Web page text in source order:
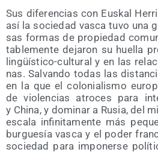
Sus dife­ren­cias con Eus­kal
así la socie­dad vas­ca tuvo una
sas for­mas de pro­pie­dad
ta­ble­men­te deja­ron su hue­lla
lin­güís­ti­co-cul­tu­ral y en las
nas. Sal­van­do todas las
en la que el colo­nia­lis­mo
de vio­len­cias atro­ces para
y Chi­na, y domi­nar a Rusia, del
esca­la infi­ni­ta­men­te más
bur­gue­sía vas­ca y el poder
socie­dad para impo­ner­se